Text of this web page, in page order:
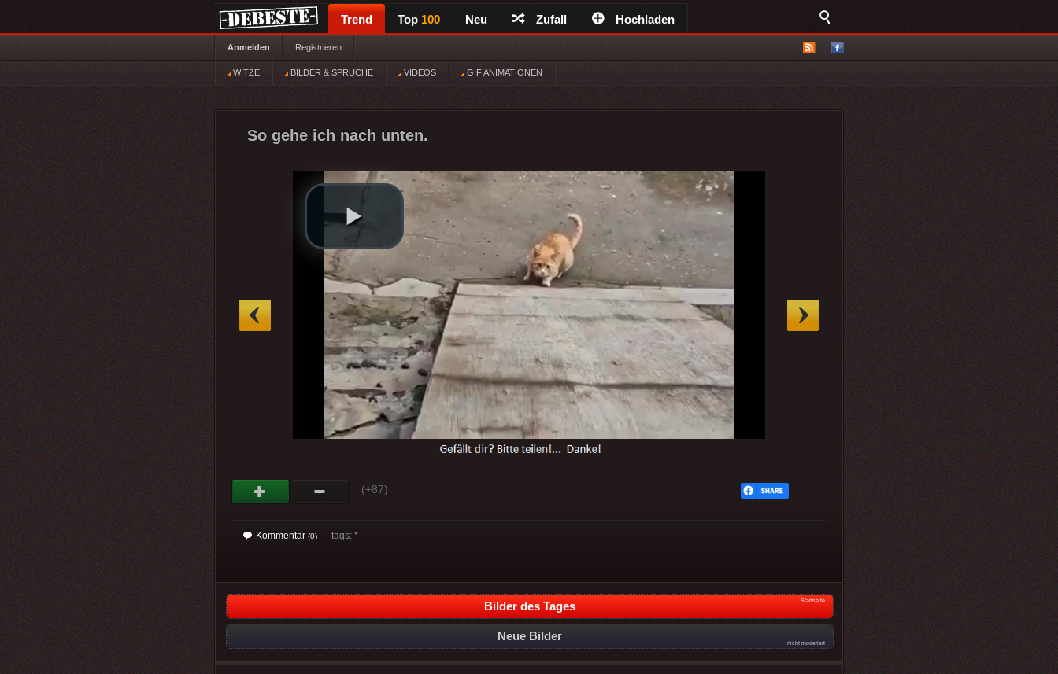
Trend Top 100 Neu Zufall Hochladen
Anmelden Registrieren
WITZE BILDER & SPRÜCHE VIDEOS GIF ANIMATIONEN
So gehe ich nach unten.
(+87)
Kommentar (0) tags: *
Bilder des Tages Startseite
Neue Bilder
nicht moderiert